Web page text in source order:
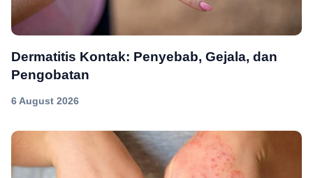
Dermatitis Kontak: Penyebab, Gejala, dan
Pengobatan
6 August 2026